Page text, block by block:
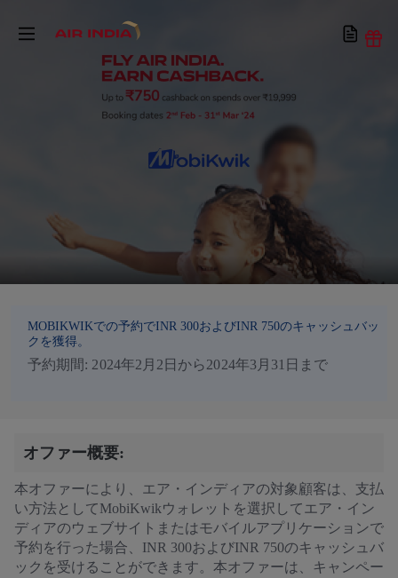
MOBIKWIKでの予約でINR 300およびINR 750のキャッシュバッ
クを獲得。
予約期間: 2024年2月2日から2024年3月31日まで
オファー概要:
本オファーにより、エア・インディアの対象顧客は、支払
い方法としてMobiKwikウォレットを選択してエア・イン
ディアのウェブサイトまたはモバイルアプリケーションで
予約を行った場合、INR 300およびINR 750のキャッシュバ
ックを受けることができます。本オファーは、キャンペー